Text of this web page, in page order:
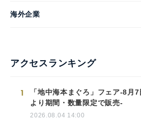
海外企業
アクセスランキング
1
「地中海本まぐろ」フェア-8月7
より期間・数量限定で販売-
2026.08.04 14:00